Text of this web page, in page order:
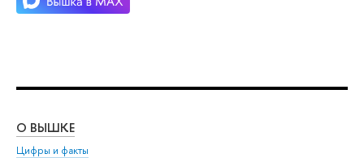
О ВЫШКЕ
Цифры и факты